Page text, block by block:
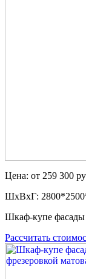
Цена: от 259 300
ШxВxГ:
Шкаф-купе фасады
Рассчитать